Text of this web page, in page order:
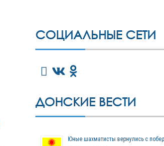
СОЦИАЛЬНЫЕ СЕТИ
ДОНСКИЕ ВЕСТИ
Юные шахматисты вернулись с